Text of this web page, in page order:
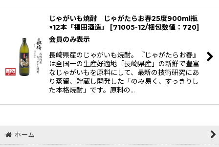
じゃがいも焼酎 じゃがたらお春25度900ml瓶
×12本「福田酒造」
[71005-12/梱包数値：720]
会員のみ表示
長崎県産のじゃがいも焼酎。『じゃがたらお春』
は全国一の生産好適地「長崎県産」の新鮮で豊富
なじゃがいもを原料にして、最新の技術研究にあ
り蒸留、貯蔵し開発した「のみ易く、すっきりし
た本格焼酎」です。原料の…
ホーム